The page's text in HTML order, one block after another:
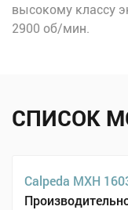
высокому классу
2900 об/мин.
СПИСОК
Calpeda MXH